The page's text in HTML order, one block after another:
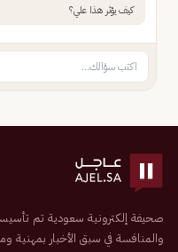
كيف يؤثر هذا علي؟
والمنافسة في سبق الأخبار